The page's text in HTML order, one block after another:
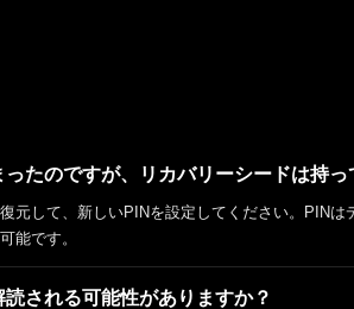
たのですが、リカバリーシードは持
元して、新しいPINを設定してください。PIN
能です。
される可能性がありますか？